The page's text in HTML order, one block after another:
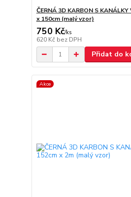
ČERNÁ 3D KARBON S KANÁLKY
x 150cm (malý vzor)
750 Kč/ks
620 Kč bez DPH
Přidat do
Akce